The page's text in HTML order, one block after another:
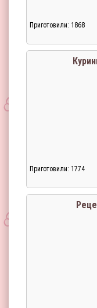
Приготовили: 1868
Приготовили: 1774